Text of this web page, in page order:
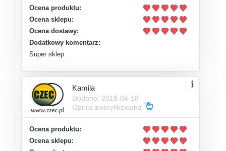
Ocena produktu:
Ocena sklepu:
Ocena dostawy:
Dodatkowy komentarz:
Super sklep
Kamila
Dodano: 2019-04-18
Opinia zweryfikowana
Ocena produktu:
Ocena sklepu: